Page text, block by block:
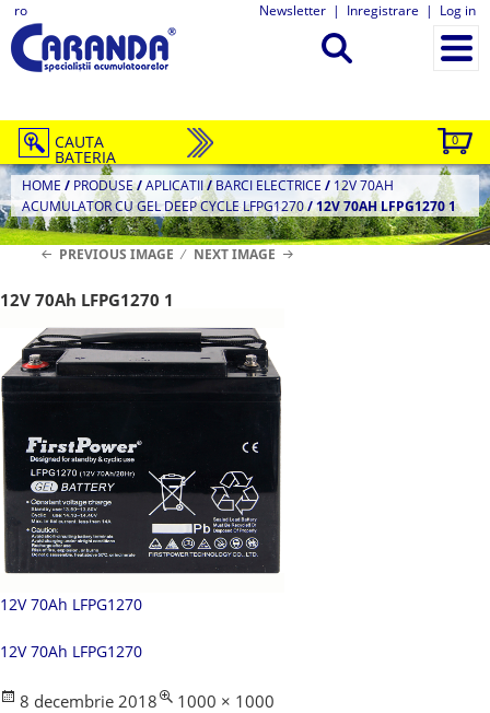
ro Newsletter | Inregistrare | Log in
0
CAUTA
BATERIA
HOME / PRODUSE/APLICATII/BARCI ELECTRICE / 12V 70AH
ACUMULATOR CU GEL DEEP CYCLE LFPG1270/12V 70AH LFPG1270 1
PREVIOUS IMAGE NEXT IMAGE
12V 70Ah LFPG1270 1
12V 70Ah LFPG1270
12V 70Ah LFPG1270
Posted
8 decembrie 2018
Full
1000 × 1000